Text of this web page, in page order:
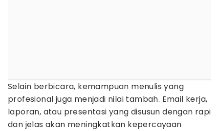
Selain berbicara, kemampuan menulis yang
profesional juga menjadi nilai tambah. Email kerja,
laporan, atau presentasi yang disusun dengan rapi
dan jelas akan meningkatkan kepercayaan